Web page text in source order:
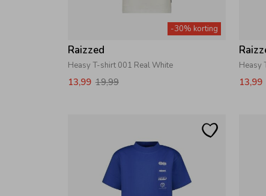
-30% korting
Raizzed
Heasy T-shirt 001 Real White
13,99 19,99
Heasy
13,99